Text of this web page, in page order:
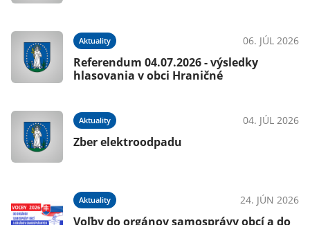
Aktuality 06. JÚL 2026
Referendum 04.07.2026 - výsledky
hlasovania v obci Hraničné
Aktuality 04. JÚL 2026
Zber elektroodpadu
Aktuality 24. JÚN 2026
Voľby do orgánov samosprávy obcí a do